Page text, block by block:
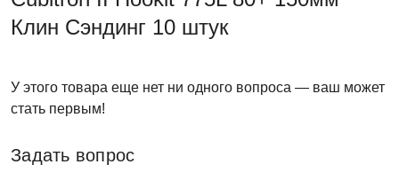
Клин Сэндинг 10 штук
Задать вопрос
У этого товара еще нет ни одного вопроса — ваш может
стать первым!